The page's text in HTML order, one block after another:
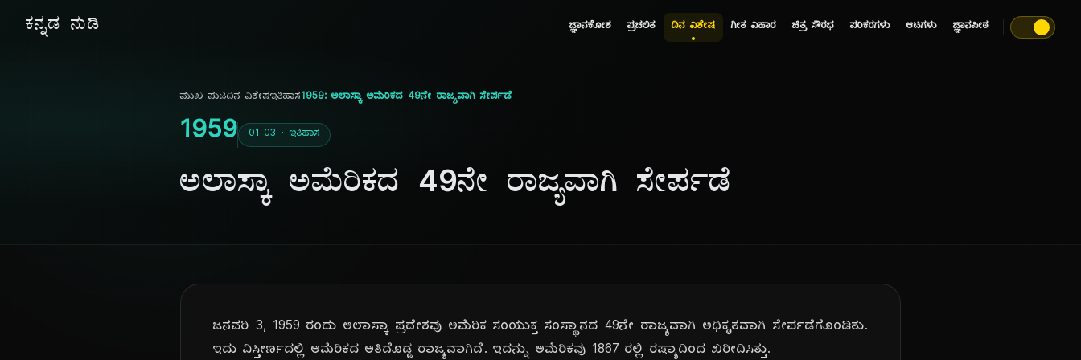
ಕನ್ನಡ ನುಡಿ ಜ್ಞಾನಕೋಶ ಪ್ರಚಲಿತ ದಿನ ವಿಶೇಷ ಗೀತ ವಿಹಾರ ಚಿತ್ರ ಸೌರಭ ಪರಿಕರಗಳು ಆಟಗಳು ಜ್ಞಾನಪೀಠ
ಮುಖ ಪುಟದಿನ ವಿಶೇಷಇತಿಹಾಸ1959: ಅಲಾಸ್ಕಾ ಅಮೆರಿಕದ 49ನೇ ರಾಜ್ಯವಾಗಿ ಸೇರ್ಪಡೆ
1959 01-03 · ಇತಿಹಾಸ
ಅಲಾಸ್ಕಾ ಅಮೆರಿಕದ 49ನೇ ರಾಜ್ಯವಾಗಿ ಸೇರ್ಪಡೆ
ಜನವರಿ 3, 1959 ರಂದು ಅಲಾಸ್ಕಾ ಪ್ರದೇಶವು ಅಮೆರಿಕ ಸಂಯುಕ್ತ ಸಂಸ್ಥಾನದ 49ನೇ ರಾಜ್ಯವಾಗಿ ಅಧಿಕೃತವಾಗಿ ಸೇರ್ಪಡೆಗೊಂಡಿತು.
ಇದು ವಿಸ್ತೀರ್ಣದಲ್ಲಿ ಅಮೆರಿಕದ ಅತಿದೊಡ್ಡ ರಾಜ್ಯವಾಗಿದೆ. ಇದನ್ನು ಅಮೆರಿಕವು 1867 ರಲ್ಲಿ ರಷ್ಯಾದಿಂದ ಖರೀದಿಸಿತ್ತು.